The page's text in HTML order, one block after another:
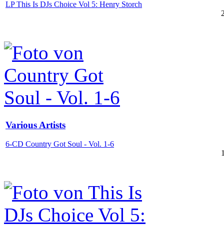
LP This Is DJs Choice Vol 5: Henry Storch
Various Artists
6-CD Country Got Soul - Vol. 1-6